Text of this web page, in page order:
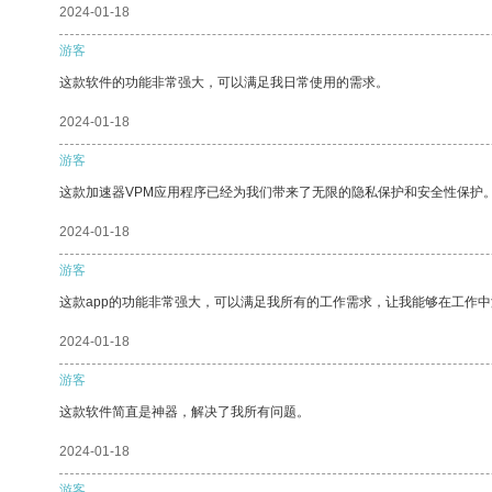
2024-01-18
游客
这款软件的功能非常强大，可以满足我日常使用的需求。
2024-01-18
游客
这款加速器VPM应用程序已经为我们带来了无限的隐私保护和安全性保护。
2024-01-18
游客
这款app的功能非常强大，可以满足我所有的工作需求，让我能够在工作中
2024-01-18
游客
这款软件简直是神器，解决了我所有问题。
2024-01-18